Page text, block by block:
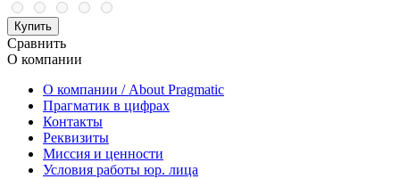
Купить
Сравнить
О компании
О компании / About Pragmatic
Прагматик в цифрах
Контакты
Реквизиты
Миссия и ценности
Условия работы юр. лица